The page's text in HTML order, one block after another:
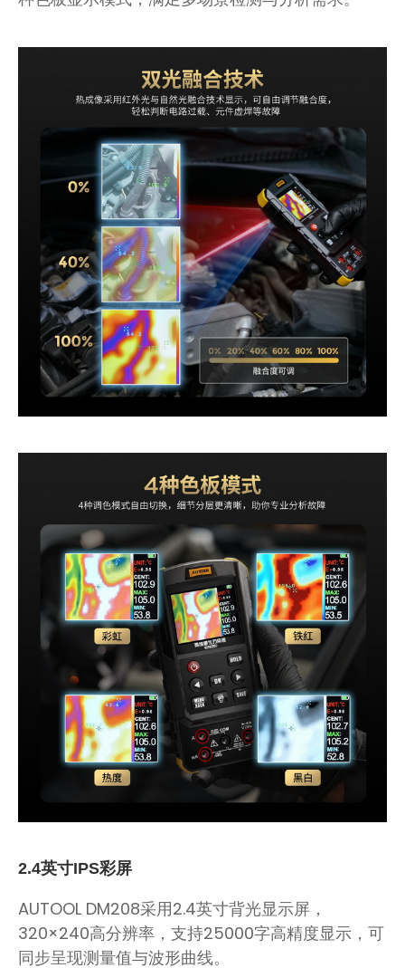
2.4英寸IPS彩屏
AUTOOL DM208采用2.4英寸背光显示屏，
320×240高分辨率，支持25000字高精度显示，可
同步呈现测量值与波形曲线。